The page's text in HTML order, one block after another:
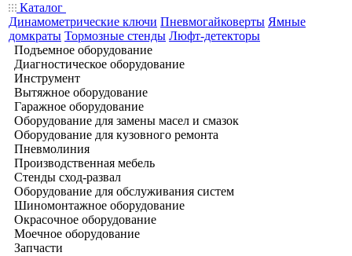
Каталог
Динамометрические ключи Пневмогайковерты Ямные
домкраты Тормозные стенды Люфт-детекторы
Подъемное оборудование
Диагностическое оборудование
Инструмент
Вытяжное оборудование
Гаражное оборудование
Оборудование для замены масел и смазок
Оборудование для кузовного ремонта
Пневмолиния
Производственная мебель
Стенды сход-развал
Оборудование для обслуживания систем
Шиномонтажное оборудование
Окрасочное оборудование
Моечное оборудование
Запчасти